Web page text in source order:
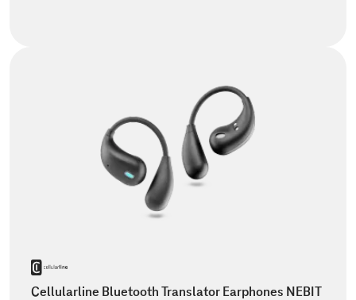
Cellularline Bluetooth Translator Earphones NEBIT